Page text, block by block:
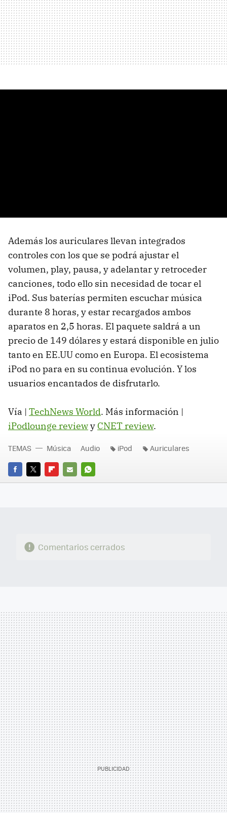
Además los auriculares llevan integrados
controles con los que se podrá ajustar el
volumen, play, pausa, y adelantar y retroceder
canciones, todo ello sin necesidad de tocar el
iPod. Sus baterías permiten escuchar música
durante 8 horas, y estar recargados ambos
aparatos en 2,5 horas. El paquete saldrá a un
precio de 149 dólares y estará disponible en julio
tanto en EE.UU como en Europa. El ecosistema
iPod no para en su continua evolución. Y los
usuarios encantados de disfrutarlo.
Vía | TechNews World. Más información |
iPodlounge reviewy CNET review.
FACEBOOK
TWITTERFLIPBOARD
E-
WHATSAPP
TEMAS Música Audio iPod Auriculares
Comentarios cerrados